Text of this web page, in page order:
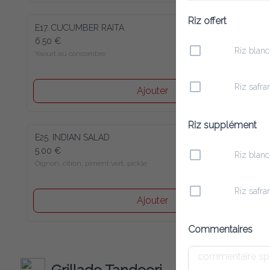
E17. CUCUMBER RAITA
6.50 €
Yaourt au concombre
Ajouter
E25. INDIAN SALAD
5.00 €
Oignon, citron, piment vert, pickle
Ajouter
Riz offert
Riz blanc
Riz
Riz supplément
Riz blanc
Riz
Commentaires